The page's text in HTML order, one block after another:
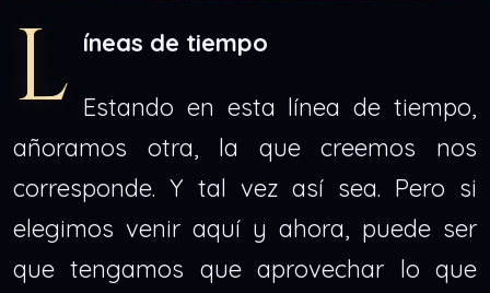
L íneas de tiempo
Estando en esta línea de tiempo,
añoramos otra, la que creemos nos
corresponde. Y tal vez así sea. Pero si
elegimos venir aquí y ahora, puede ser
que tengamos que aprovechar lo que